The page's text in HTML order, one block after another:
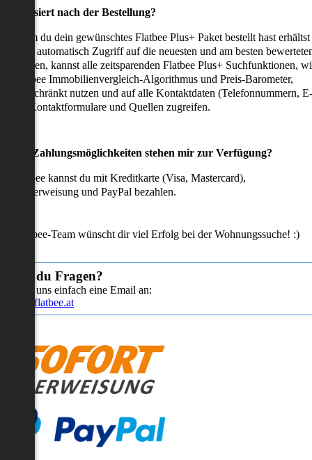
passiert nach der Bestellung?
du dein gewünschtes Flatbee Plus+ Paket bestellt hast erhältst
sofort automatisch Zugriff auf die neuesten und am besten
kannst alle zeitsparenden Flatbee Plus+ Suchfunktionen,
Flatbee Immobilienvergleich-Algorithmus und Preis-Barometer,
nutzen und auf alle Kontaktdaten (Telefonnummern, E-
Kontaktformulare und Quellen zugreifen.
Zahlungsmöglichkeiten stehen mir zur Verfügung?
Flatbee kannst du mit Kreditkarte (Visa, Mastercard),
und PayPal bezahlen.
Flatbee-Team wünscht dir viel Erfolg bei der Wohnungssuche! :)
Hast du Fragen?
Sende uns einfach eine Email an:
info@flatbee.at